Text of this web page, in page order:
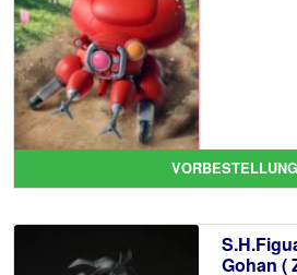
Gohan (